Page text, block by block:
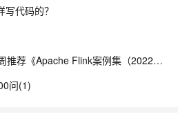
代码的？
【藏经阁一起读（27）】本周推荐《Apache Flink案例集（2022版）》，你有哪些心得？
问(1)